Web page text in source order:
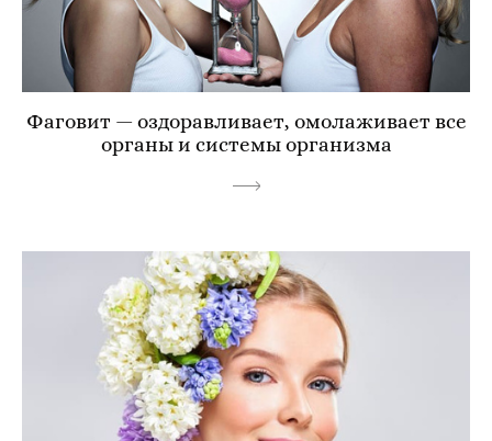
Фаговит — оздоравливает, омолаживает все
органы и системы организма